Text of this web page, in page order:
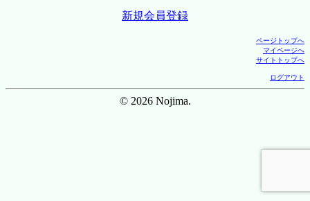
新規会員登録
ページトップへ
マイページへ
サイトトップへ
ログアウト
© 2026 Nojima.